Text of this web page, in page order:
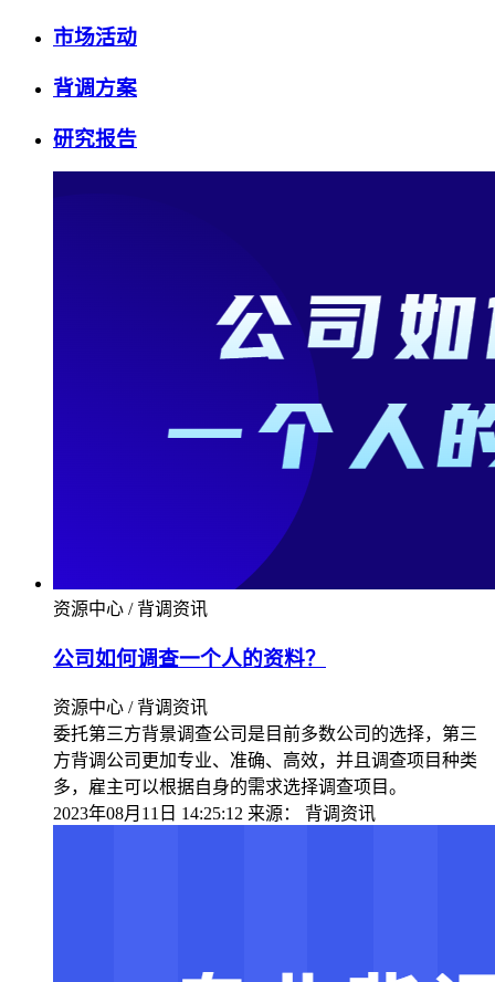
市场活动
背调方案
研究报告
资源中心 / 背调资讯
公司如何调查一个人的资料？
资源中心 / 背调资讯
委托第三方背景调查公司是目前多数公司的选择，第三
方背调公司更加专业、准确、高效，并且调查项目种类
多，雇主可以根据自身的需求选择调查项目。
2023年08月11日 14:25:12 来源： 背调资讯